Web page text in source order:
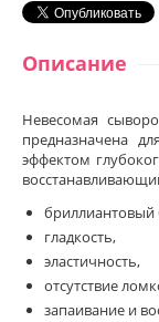
Описание
Невесомая
предназначена
эффектом
бриллиантовый
гладкость,
эластичность,
отсутствие
запаивание и